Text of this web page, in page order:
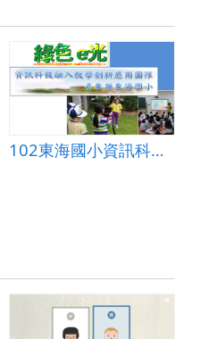
102東海國小資訊科技融入創新教學應用團隊文本